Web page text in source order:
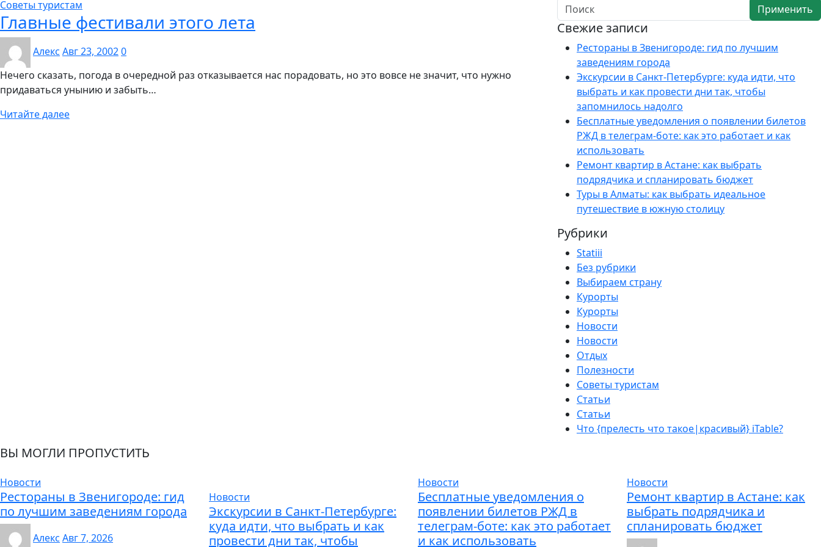
Советы туристам
Главные фестивали этого лета
Алекс Авг 23, 20020
Нечего сказать, погода в очередной раз отказывается нас порадовать, но это вовсе не значит, что нужно
придаваться унынию и забыть…
Читайте далее
Применить
Свежие записи
Рестораны в Звенигороде: гид по лучшим
заведениям города
Экскурсии в Санкт-Петербурге: куда идти, что
выбрать и как провести дни так, чтобы
запомнилось надолго
Бесплатные уведомления о появлении билетов
РЖД в телеграм-боте: как это работает и как
использовать
Ремонт квартир в Астане: как выбрать
подрядчика и спланировать бюджет
Туры в Алматы: как выбрать идеальное
путешествие в южную столицу
Рубрики
Statiii
Без рубрики
Выбираем страну
Курорты
Курорты
Новости
Новости
Отдых
Полезности
Советы туристам
Статьи
Статьи
Что {прелесть что такое|красивый} iTable?
ВЫ МОГЛИ ПРОПУСТИТЬ
Новости
Рестораны в Звенигороде: гид
по лучшим заведениям города
Алекс Авг 7, 2026
Новости
Экскурсии в Санкт-Петербурге:
куда идти, что выбрать и как
провести дни так, чтобы
Новости
Бесплатные уведомления о
появлении билетов РЖД в
телеграм-боте: как это работает
и как использовать
Новости
Ремонт квартир в Астане: как
выбрать подрядчика и
спланировать бюджет